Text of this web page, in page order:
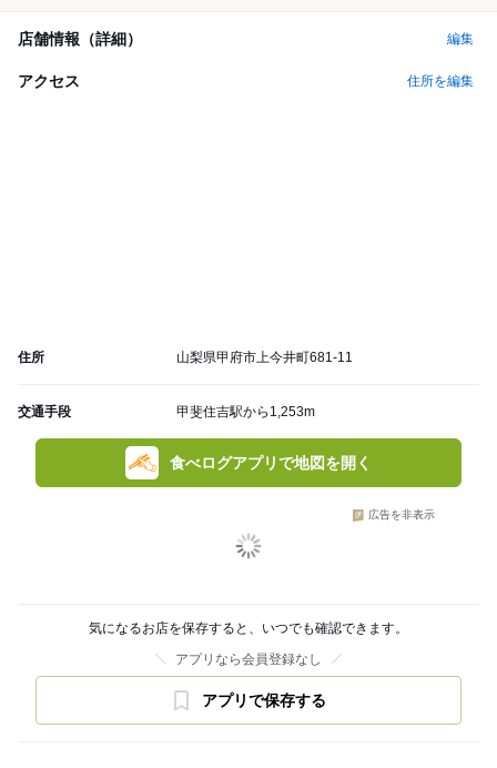
店舗情報（詳細） 編集
アクセス 住所を編集
住所 山梨県甲府市上今井町681-11
交通手段 甲斐住吉駅から1,253m
食べログアプリで地図を開く
広告を非表示
気になるお店を保存すると、いつでも確認できます。
アプリなら会員登録なし
アプリで保存する